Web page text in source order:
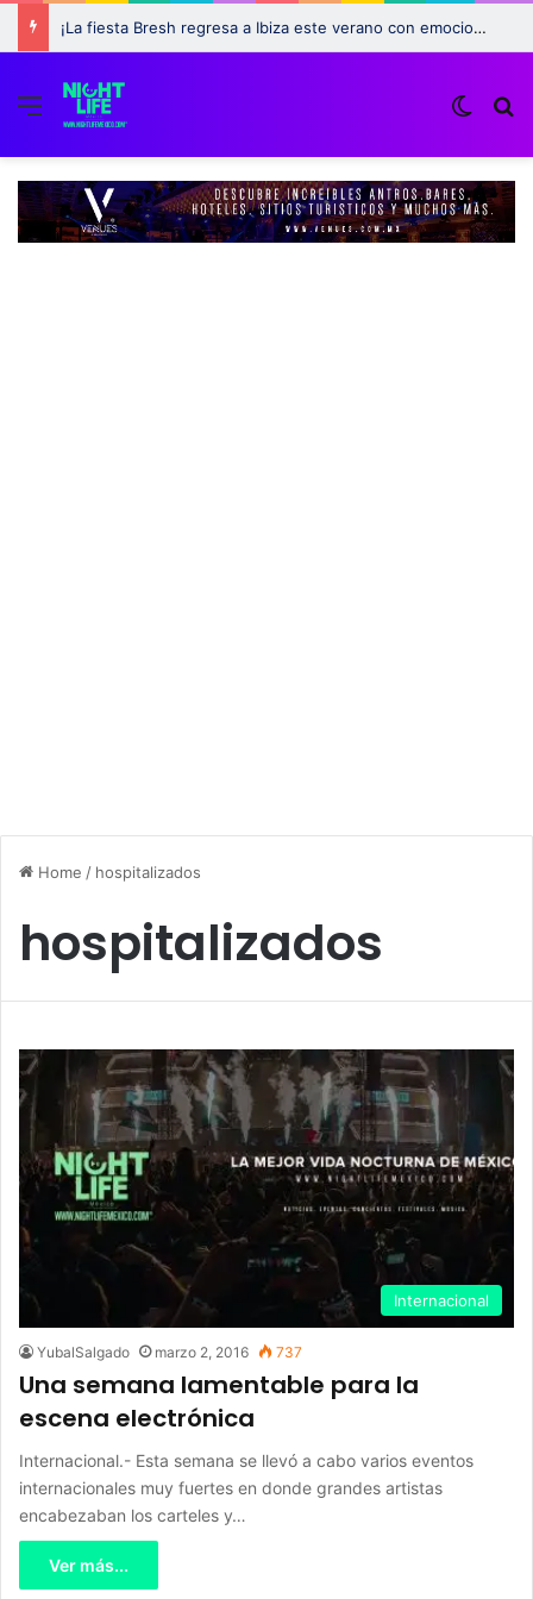
¡La fiesta Bresh regresa a Ibiza este verano con emocionantes novedades!
Menu
Home / hospitalizados
hospitalizados
Internacional
YubalSalgado marzo 2, 2016 737
Una semana lamentable para la
escena electrónica
Internacional.- Esta semana se llevó a cabo varios eventos
internacionales muy fuertes en donde grandes artistas
encabezaban los carteles y…
Ver más...